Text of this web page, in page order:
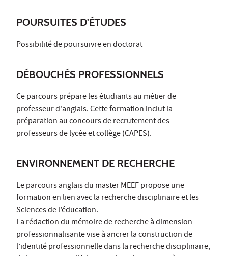
POURSUITES D'ÉTUDES
Possibilité de poursuivre en doctorat
DÉBOUCHÉS PROFESSIONNELS
Ce parcours prépare les étudiants au métier de
professeur d'anglais. Cette formation inclut la
préparation au concours de recrutement des
professeurs de lycée et collège (CAPES).
ENVIRONNEMENT DE RECHERCHE
Le parcours anglais du master MEEF propose une
formation en lien avec la recherche disciplinaire et les
Sciences de l’éducation.
La rédaction du mémoire de recherche à dimension
professionnalisante vise à ancrer la construction de
l’identité professionnelle dans la recherche disciplinaire,